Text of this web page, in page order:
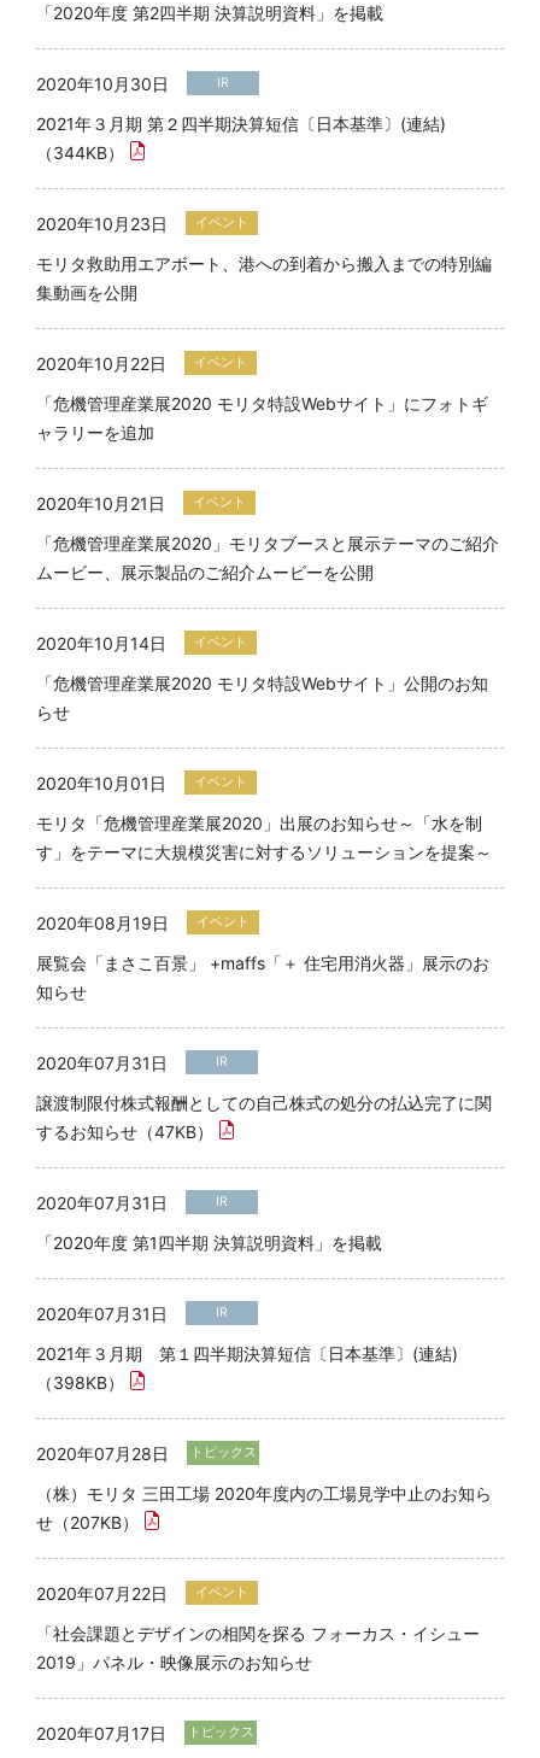
「2020年度 第2四半期 決算説明資料」を掲載
2020年10月30日 IR
2021年３月期 第２四半期決算短信〔日本基準〕(連結)
（344KB）
2020年10月23日 イベント
モリタ救助用エアボート、港への到着から搬入までの特別編
集動画を公開
2020年10月22日 イベント
「危機管理産業展2020 モリタ特設Webサイト」にフォトギ
ャラリーを追加
2020年10月21日 イベント
「危機管理産業展2020」モリタブースと展示テーマのご紹介
ムービー、展示製品のご紹介ムービーを公開
2020年10月14日 イベント
「危機管理産業展2020 モリタ特設Webサイト」公開のお知
らせ
2020年10月01日 イベント
モリタ「危機管理産業展2020」出展のお知らせ～「水を制
す」をテーマに大規模災害に対するソリューションを提案～
2020年08月19日 イベント
展覧会「まさこ百景」 +maffs「＋ 住宅用消火器」展示のお
知らせ
2020年07月31日 IR
譲渡制限付株式報酬としての自己株式の処分の払込完了に関
するお知らせ（47KB）
2020年07月31日 IR
「2020年度 第1四半期 決算説明資料」を掲載
2020年07月31日 IR
2021年３月期 第１四半期決算短信〔日本基準〕(連結)
（398KB）
2020年07月28日 トピックス
（株）モリタ 三田工場 2020年度内の工場見学中止のお知ら
せ（207KB）
2020年07月22日 イベント
「社会課題とデザインの相関を探る フォーカス・イシュー
2019」パネル・映像展示のお知らせ
2020年07月17日 トピックス